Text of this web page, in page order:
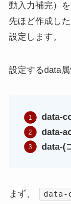
動入力補完）
先ほど作成し
設定します。
設定するdata属
data-
data-
data-(
まず、